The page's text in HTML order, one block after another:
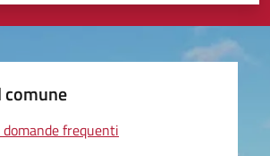
domande frequenti